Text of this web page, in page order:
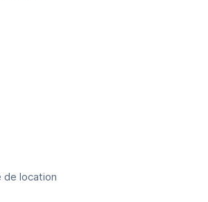
de location